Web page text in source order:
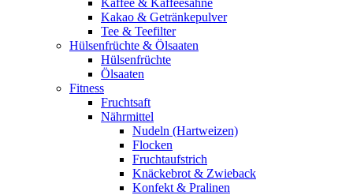
Kaffee & Kaffeesahne
Kakao & Getränkepulver
Tee & Teefilter
Hülsenfrüchte & Ölsaaten
Hülsenfrüchte
Ölsaaten
Fitness
Fruchtsaft
Nährmittel
Nudeln (Hartweizen)
Flocken
Fruchtaufstrich
Knäckebrot & Zwieback
Konfekt & Pralinen